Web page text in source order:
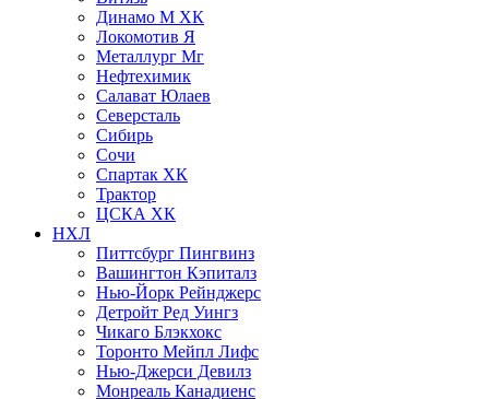
Динамо М ХК
Локомотив Я
Металлург Мг
Нефтехимик
Салават Юлаев
Северсталь
Сибирь
Сочи
Спартак ХК
Трактор
ЦСКА ХК
НХЛ
Питтсбург Пингвинз
Вашингтон Кэпиталз
Нью-Йорк Рейнджерс
Детройт Ред Уингз
Чикаго Блэкхокс
Торонто Мейпл Лифс
Нью-Джерси Девилз
Монреаль Канадиенс